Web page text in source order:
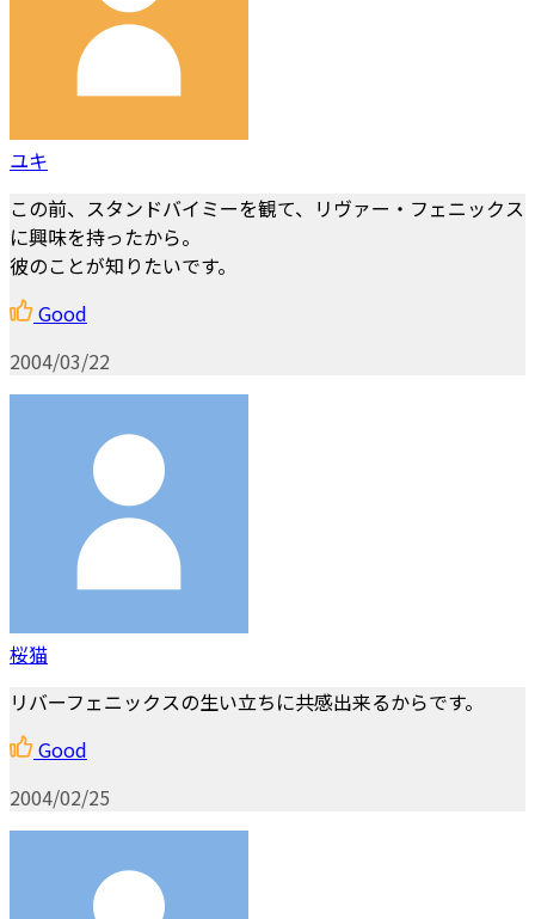
ユキ
この前、スタンドバイミーを観て、リヴァー・フェニックス
に興味を持ったから。
彼のことが知りたいです。
Good
2004/03/22
桜猫
リバーフェニックスの生い立ちに共感出来るからです。
Good
2004/02/25